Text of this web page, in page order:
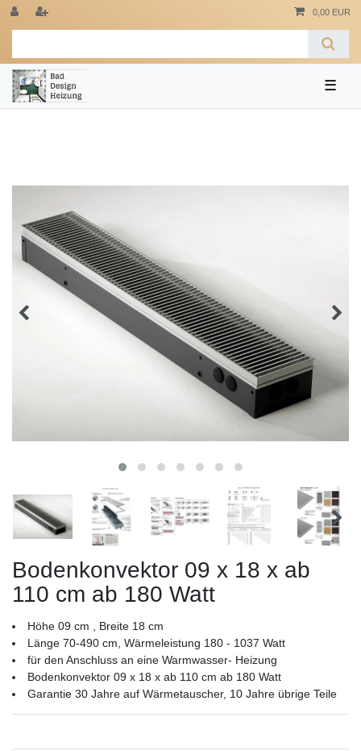
0,00 EUR
☰
Bodenkonvektor 09 x 18 x ab
110 cm ab 180 Watt
Höhe 09 cm , Breite 18 cm
Länge 70-490 cm, Wärmeleistung 180 - 1037 Watt
für den Anschluss an eine Warmwasser- Heizung
Bodenkonvektor 09 x 18 x ab 110 cm ab 180 Watt
Garantie 30 Jahre auf Wärmetauscher, 10 Jahre übrige Teile